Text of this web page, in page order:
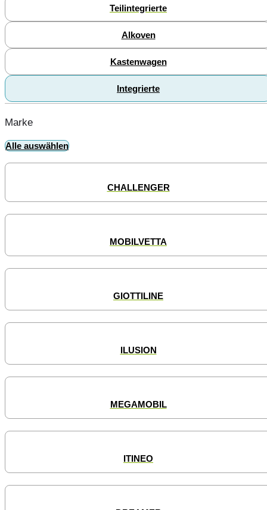
Teilintegrierte
Alkoven
Kastenwagen
Integrierte
Marke
Alle auswählen
CHALLENGER
MOBILVETTA
GIOTTILINE
ILUSION
MEGAMOBIL
ITINEO